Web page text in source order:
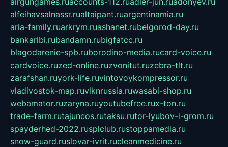
alfeihavsalnassr.rualtaipant.ruargentinamia.ru
aria-family.ruarkrym.ruashanet.rubelgorod-day.ru
bankaribi.rubandamn.rubigfatcc.ru
blagodarenie-spb.ruborodino-media.rucard-voice.ru
cardvoice.ruzed-online.ruzvonitut.ruzebra-tlt.ru
zarafshan.ruyork-life.ruvintovoykompressor.ru
vladivostok-map.ruvlknrussia.ruwasabi-shop.ru
webamator.ruzaryna.ruyoutubefree.rux-ton.ru
trade-farm.rutajuncos.rutaksu.rutor-lyubov-i-grom.ru
spayderhed-2022.rusplclub.rustoppamedia.ru
snow-guard.ruslovar-ivrit.rucleanmedicine.ru